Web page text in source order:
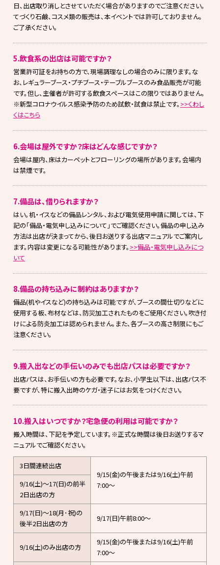
日、出店取り消しとさせていただく場合がありますのでご注意ください。
てづくり石鹸、コスメ類の販売は、本イベントでは許可しておりません。
ご了承ください。
5.飲食系の出店は可能ですか？
営業許可証をお持ちの方で、現場調理なしの場合のみに限ります。な
お、レギュラーブース・プチブース・テーブルブースのみ食品販売が可能
です。但し、主催者が許可する飲食スペースはこの限りではありません。
※新型コロナウイルス感染予防のため試飲・試食は禁止です。 >>くわし
くはこちら
6.会場は屋外ですか？床はどんな感じですか？
会場は屋内、床はカーペットとフローリングの場所があります。会場内
は禁煙です。
7.備品は、借りられますか？
はい。机・イスなどの備品レンタル、および電気使用申請に関しては、下
記の「備品・電気申し込みについて」でご確認ください。備品の申し込み
方法は出店が決まってから、後日お送りする出店マニュアルでご案内し
ます。内容は変更になる可能性があります。 >>備品・電気申し込みにつ
いて
8.備品の持ち込みに制約はありますか？
備品(机やイスなど)の持ち込みは可能ですが、ブースの間仕切りなどに
使用する板、布材などは、防災加工されたものをご使用ください。吹き付
けによる防炎加工は認められません。また、各ブースの高さ制限にもご
注意ください。
9.搬入出などの手伝いのみでも出店パスは必要ですか？
出店パスは、お手伝いの方も必要です。なお、小学生以下は、出店パス不
要ですが、特に搬入出時のケガ・迷子にはお気をつけください。
10.搬入はいつですか？宅急便の利用は可能ですか？
搬入時間は、下記を予定しています。※正式な時間は後日お送りするマ
ニュアルでご確認ください。
3日間連続出店
9/15(金)の午後または9/16(土)午前
7:00～
9/16(土)～17(日)の前半
2日出店の方
9/17(日)～18(月･祝)の
後半2日出店の方
9/17(日)午前8:00～
9/16(土)のみ出店の方
9/15(金)の午後または9/16(土)午前
7:00～